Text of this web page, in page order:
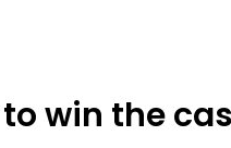
to win the